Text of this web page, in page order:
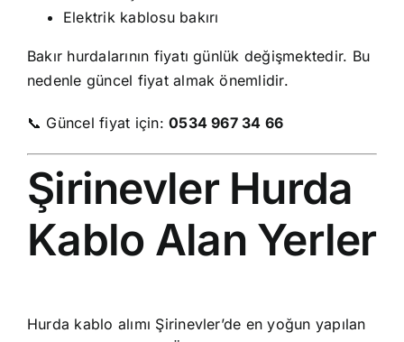
Elektrik kablosu bakırı
Bakır hurdalarının fiyatı günlük değişmektedir. Bu
nedenle güncel fiyat almak önemlidir.
📞 Güncel fiyat için:0534 967 34 66
Şirinevler Hurda
Kablo Alan Yerler
Hurda kablo alımı Şirinevler’de en yoğun yapılan